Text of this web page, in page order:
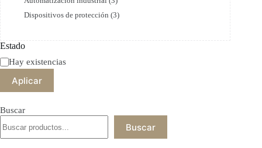
Dispositivos de protección (3)
Estado
Estado
Hay existencias
Aplicar
Buscar
Buscar